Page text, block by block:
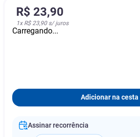
R$ 23,90
1x R$ 23,90s/ juros
Carregando...
Adicionar na cesta
Assinar recorrência